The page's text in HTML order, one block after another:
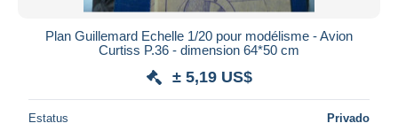
Plan Guillemard Echelle 1/20 pour modélisme - Avion
Curtiss P.36 - dimension 64*50 cm
± 5,19 US$
Estatus Privado